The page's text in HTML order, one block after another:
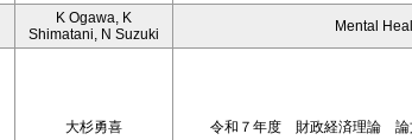
K Ogawa, K
Shimatani, N Suzuki
Mental
大杉勇喜 令和７年度 財政経済理論 論